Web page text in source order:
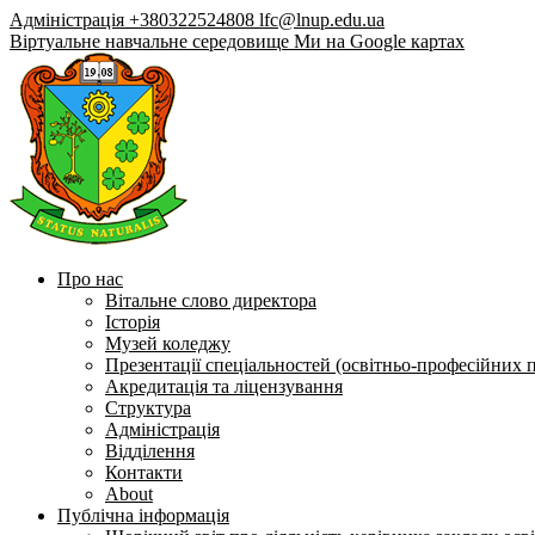
Адміністрація +380322524808 lfc@lnup.edu.ua
Віртуальне навчальне середовище Ми на Google картах
Про нас
Вітальне слово директора
Історія
Музей коледжу
Презентації спеціальностей (освітньо-професійних
Акредитація та ліцензування
Структура
Адміністрація
Відділення
Контакти
About
Публічна інформація